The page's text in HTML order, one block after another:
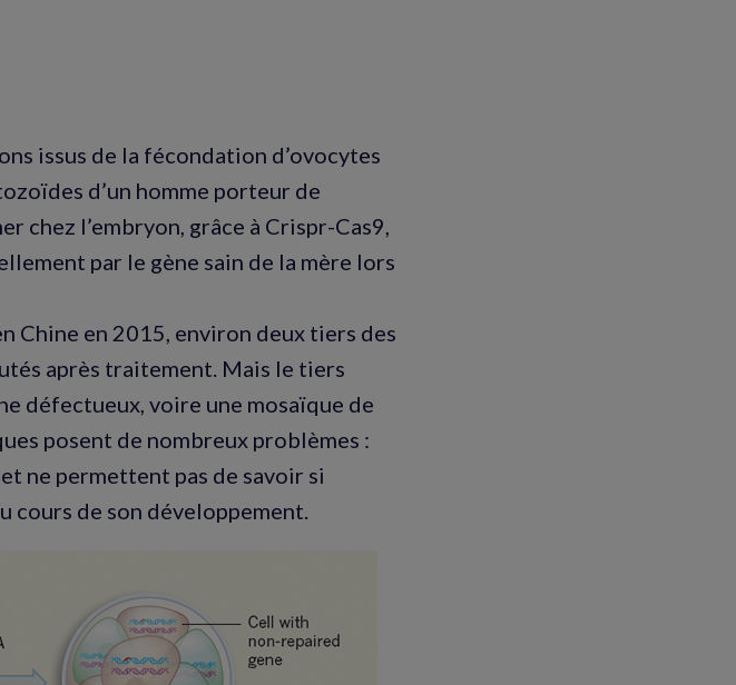
issus de la fécondation d’ovocytes
d’un homme porteur de
chez l’embryon, grâce à Crispr-Cas9,
par le gène sain de la mère lors
Chine en 2015, environ deux tiers des
après traitement. Mais le tiers
défectueux, voire une mosaïque de
posent de nombreux problèmes :
ne permettent pas de savoir si
cours de son développement.